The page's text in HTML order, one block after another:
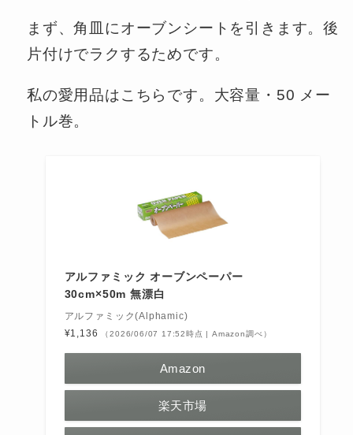
まず、角皿にオーブンシートを引きます。後
片付けでラクするためです。
私の愛用品はこちらです。大容量・50 メー
トル巻。
アルファミック オーブンペーパー
30cm×50m 無漂白
アルファミック(Alphamic)
¥1,136
（2026/06/07 17:52時点 | Amazon調べ）
Amazon
楽天市場